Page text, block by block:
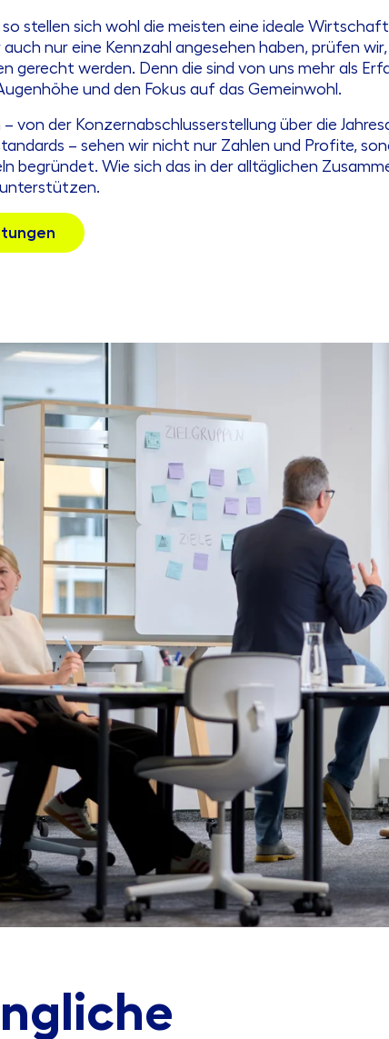
stellen sich wohl die meisten eine ideale
nur eine Kennzahl angesehen haben, prüfen
gerecht werden. Denn die sind von uns mehr als
und den Fokus auf das Gemeinwohl.
– von der Konzernabschlusserstellung über die
– sehen wir nicht nur Zahlen und Profite,
begründet. Wie sich das in der alltäglichen
unterstützen.